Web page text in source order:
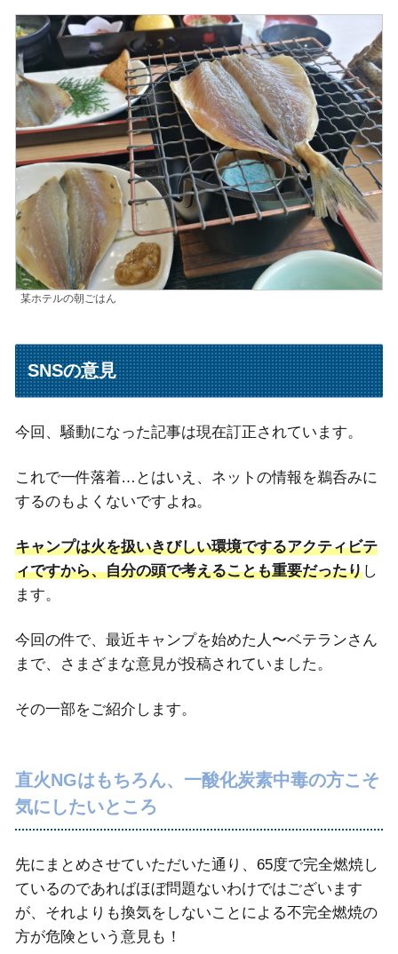
某ホテルの朝ごはん
SNSの意見
今回、騒動になった記事は現在訂正されています。
これで一件落着…とはいえ、ネットの情報を鵜呑みに
するのもよくないですよね。
キャンプは火を扱いきびしい環境でするアクティビテ
ィですから、自分の頭で考えることも重要だったりし
ます。
今回の件で、最近キャンプを始めた人〜ベテランさん
まで、さまざまな意見が投稿されていました。
その一部をご紹介します。
直火NGはもちろん、一酸化炭素中毒の方こそ
気にしたいところ
先にまとめさせていただいた通り、65度で完全燃焼し
ているのであればほぼ問題ないわけではございます
が、それよりも換気をしないことによる不完全燃焼の
方が危険という意見も！